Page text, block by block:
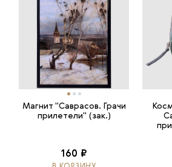
Магнит "Саврасов. Грачи
прилетели" (зак.)
160 ₽